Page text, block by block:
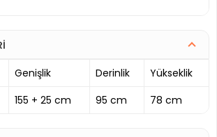
Genişlik Derinlik
Yükseklik
155 + 25 cm 95 cm 78 cm